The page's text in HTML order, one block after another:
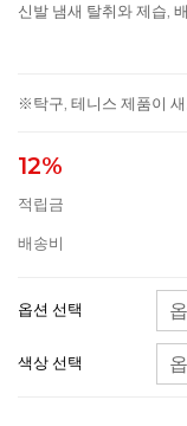
신발 냄새 탈취와 제습,
※탁구, 테니스 제품이
12%
적립금
배송비
옵션 선택
색상 선택